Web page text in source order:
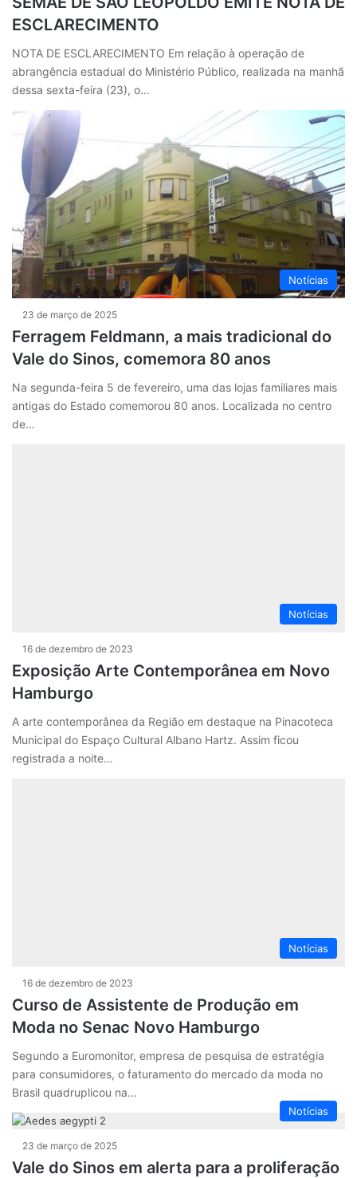
ESCLARECIMENTO
NOTA DE ESCLARECIMENTO Em relação à operação de
abrangência estadual do Ministério Público, realizada na manhã
dessa sexta-feira (23), o…
Notícias
23 de março de 2025
Ferragem Feldmann, a mais tradicional do
Vale do Sinos, comemora 80 anos
Na segunda-feira 5 de fevereiro, uma das lojas familiares mais
antigas do Estado comemorou 80 anos. Localizada no centro
de…
Notícias
16 de dezembro de 2023
Exposição Arte Contemporânea em Novo
Hamburgo
A arte contemporânea da Região em destaque na Pinacoteca
Municipal do Espaço Cultural Albano Hartz. Assim ficou
registrada a noite…
Notícias
16 de dezembro de 2023
Curso de Assistente de Produção em
Moda no Senac Novo Hamburgo
Segundo a Euromonitor, empresa de pesquisa de estratégia
para consumidores, o faturamento do mercado da moda no
Brasil quadruplicou na…
Notícias
23 de março de 2025
Vale do Sinos em alerta para a proliferação